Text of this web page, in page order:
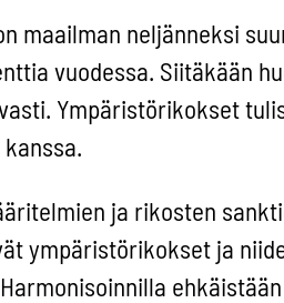
maailman neljänneksi
vuodessa. Siitäkään
Ympäristörikokset
ja rikosten
ympäristörikokset ja